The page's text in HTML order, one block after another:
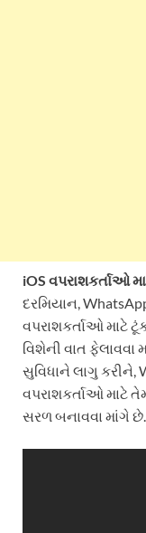
iOS વપરાશકર્તાઓ
દરમિયાન,
વપરાશકર્તાઓ માટે
વિશેની વાત
સુવિધાને લાગુ કરીને,
વપરાશકર્તાઓ માટે
સરળ બનાવવા માંગે છે.